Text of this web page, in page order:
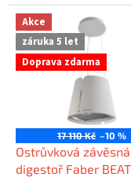
Akce
záruka 5 let
Doprava zdarma
17 110 Kč –10 %
Ostrůvková závěsná
digestoř Faber